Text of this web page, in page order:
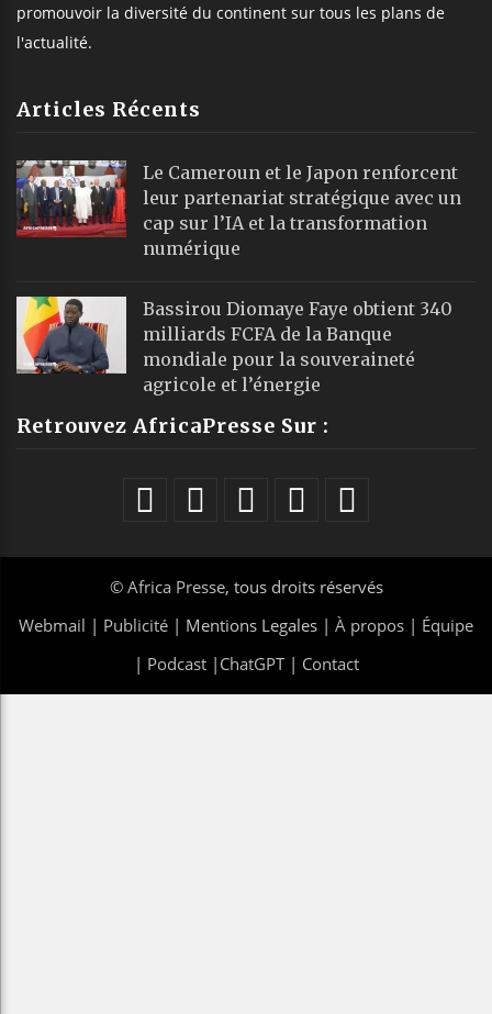
promouvoir la diversité du continent sur tous les plans de
l'actualité.
Articles Récents
Le Cameroun et le Japon renforcent
leur partenariat stratégique avec un
cap sur l’IA et la transformation
numérique
Bassirou Diomaye Faye obtient 340
milliards FCFA de la Banque
mondiale pour la souveraineté
agricole et l’énergie
Retrouvez AfricaPresse Sur :
© Africa Presse, tous droits réservés
Webmail | Publicité | Mentions Legales | À propos | Équipe
| Podcast| ChatGPT| Contact